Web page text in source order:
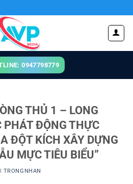
0947798779
THỦ 1 – LONG
ĐỘNG THỰC
ĐỘT KÍCH XÂY DỰNG
MỰC TIÊU BIỂU”
TRONGNHAN